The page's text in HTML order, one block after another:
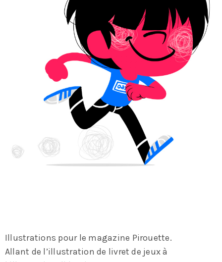
Illustrations pour le magazine Pirouette.
Allant de l’illustration de livret de jeux à